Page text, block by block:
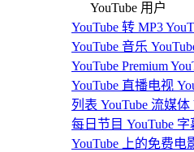
YouTube 用户
YouTube 转 MP3
YouTube 音乐
YouTube Premium
YouTube 直播电视
列表 YouTube 流媒体
每日节目 YouTube 字
YouTube 上的免费电